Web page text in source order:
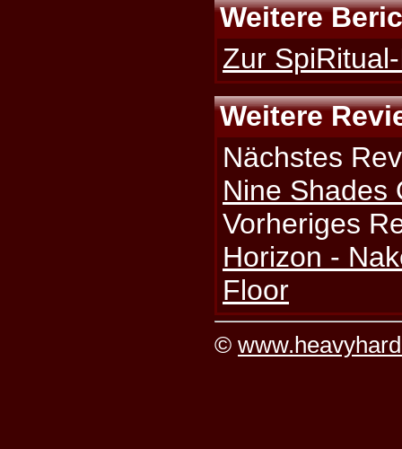
Weitere
Zur
Weitere
Nächstes
Nine Shades
Vorheriges
Horizon -
Floor
©